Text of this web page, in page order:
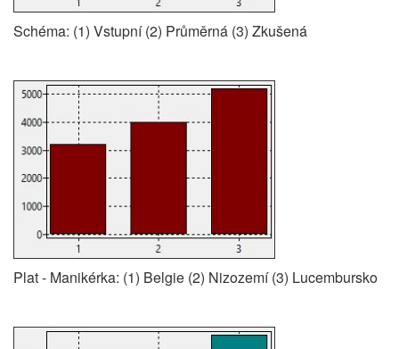
Schéma: (1) Vstupní (2) Průměrná (3) Zkušená
Plat - Manikérka: (1) Belgie (2) Nizozemí (3) Lucembursko